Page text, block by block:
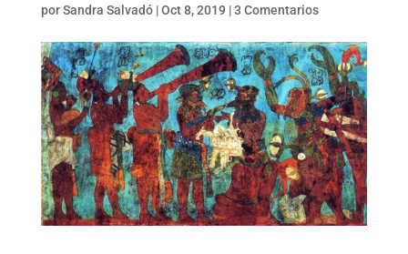
porSandra Salvadó|Oct 8, 2019 |3 Comentarios